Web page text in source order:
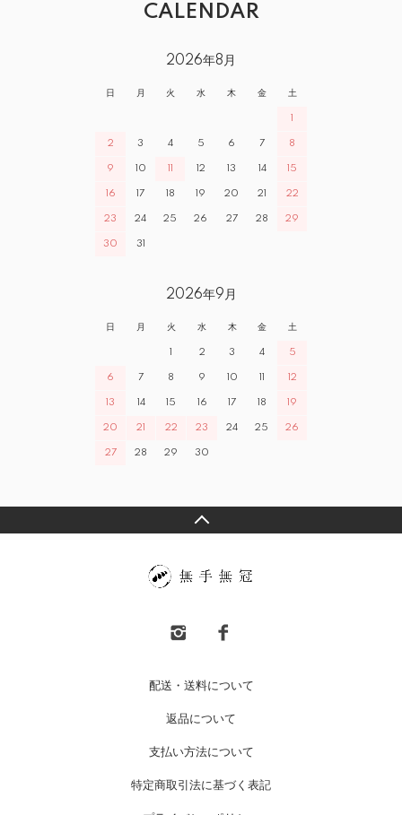
CALENDAR
2026年8月
日 月 火 水 木 金 土
1
2 3 4 5 6 7 8
9 10 11 12 13 14 15
16 17 18 19 20 21 22
23 24 25 26 27 28 29
30 31
2026年9月
日 月 火 水 木 金 土
1 2 3 4 5
6 7 8 9 10 11 12
13 14 15 16 17 18 19
20 21 22 23 24 25 26
27 28 29 30
配送・送料について
返品について
支払い方法について
特定商取引法に基づく表記